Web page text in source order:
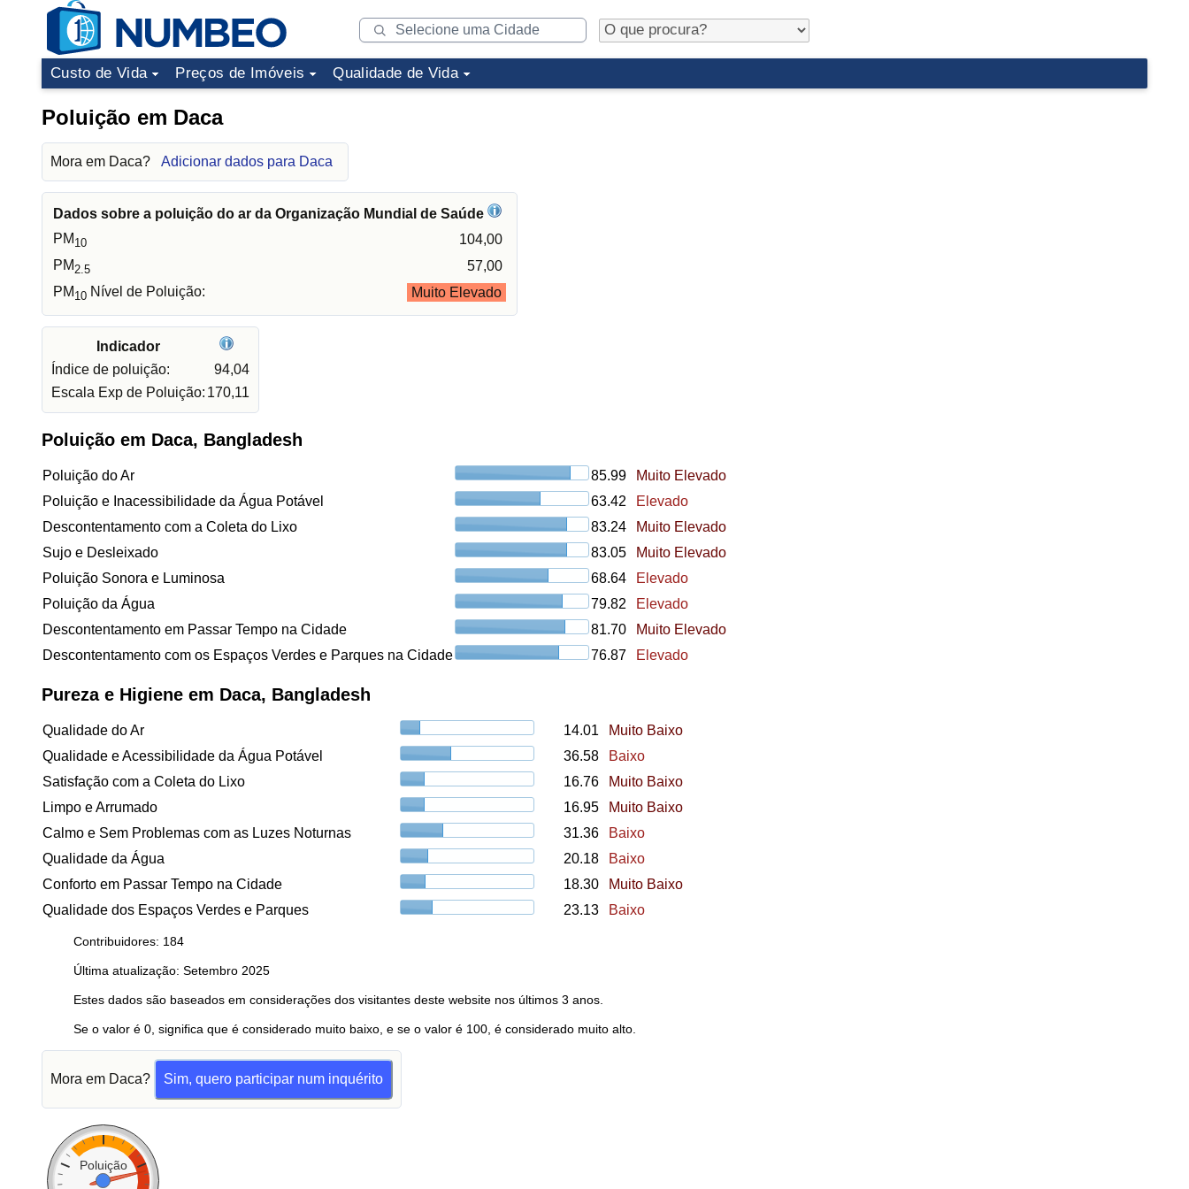
Custo de Vida Preços de Imóveis Qualidade de Vida
Poluição em Daca
Mora em Daca? Adicionar dados para Daca
Dados sobre a poluição do ar da Organização Mundial de Saúde
PM 10
104,00
PM2.5
57,00
PM 10 Nível de Poluição: Muito Elevado
Indicador
Índice de poluição:
94,04
Escala Exp de Poluição: 170,11
Poluição em Daca, Bangladesh
Poluição do Ar 85.99
Muito Elevado
Poluição e Inacessibilidade da Água Potável
63.42
Elevado
Descontentamento com a Coleta do Lixo
83.24
Muito Elevado
Sujo e Desleixado
83.05
Muito Elevado
Poluição Sonora e Luminosa
68.64
Elevado
Poluição da Água
79.82
Elevado
Descontentamento em Passar Tempo na Cidade
81.70
Muito Elevado
Descontentamento com os Espaços Verdes e Parques na Cidade
76.87 Elevado
Pureza e Higiene em Daca, Bangladesh
Qualidade do Ar 14.01
Muito Baixo
Qualidade e Acessibilidade da Água Potável
36.58
Baixo
Satisfação com a Coleta do Lixo
16.76
Muito Baixo
Limpo e Arrumado
16.95
Muito Baixo
Calmo e Sem Problemas com as Luzes Noturnas
31.36
Baixo
Qualidade da Água
20.18
Baixo
Conforto em Passar Tempo na Cidade
18.30
Muito Baixo
Qualidade dos Espaços Verdes e Parques
23.13 Baixo
Contribuidores: 184
Última atualização: Setembro 2025
Estes dados são baseados em considerações dos visitantes deste website nos últimos 3 anos.
Se o valor é 0, significa que é considerado muito baixo, e se o valor é 100, é considerado muito alto.
Mora em Daca? Sim, quero participar num inquérito
Poluição